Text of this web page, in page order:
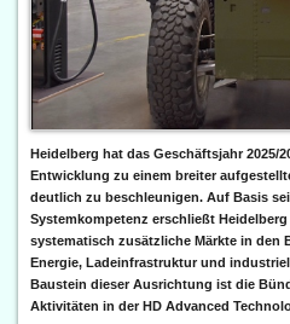
Heidelberg hat das Geschäftsjahr 2025/
Entwicklung zu einem breiter
deutlich zu beschleunigen. Auf Basis
Systemkompetenz erschließt
systematisch zusätzliche Märkte in den
Energie, Ladeinfrastruktur und
Baustein dieser Ausrichtung ist die
Aktivitäten in der HD Advanced